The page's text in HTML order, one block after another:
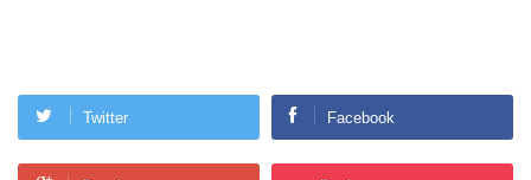
Twitter Facebook